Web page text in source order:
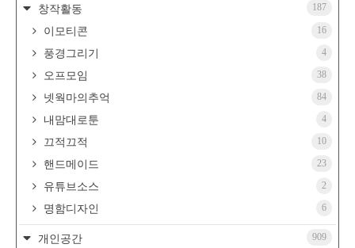
창작활동 187
이모티콘 16
풍경그리기 4
오프모임 38
넷웍마의추억 84
내맘대로툰 4
끄적끄적 10
핸드메이드 23
유튜브소스 2
명함디자인 6
개인공간 909